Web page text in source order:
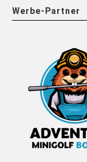
Werbe-Partner